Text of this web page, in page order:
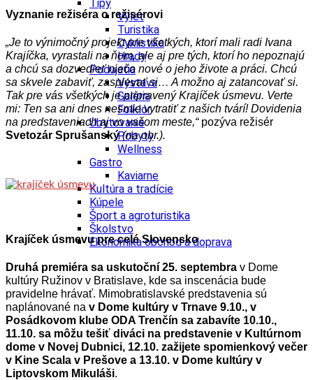
Tipy
Výlet
Turistika
Cyklistika
Hrady
Podujatia
Výstava
Galéria
Folklór
Ubytovanie
Pobyty
Wellness
Gastro
Kaviarne
Kultúra a tradície
Kúpele
Šport a agroturistika
Školstvo
Ekonomika obchod a doprava
Vyznanie režiséra o režisérovi
„Je to výnimočný projekt pre všetkých, ktorí mali radi Ivana
Krajíčka, vyrastali na ňom, ale aj pre tých, ktorí ho nepoznajú
a chcú sa dozvedieť niečo nové o jeho živote a práci. Chcú
sa skvele zabaviť, zaspievať si… A možno aj zatancovať si.
Tak pre vás všetkých je pripravený Krajíček úsmevu. Verte
mi: Ten sa ani dnes nesmie vytratiť z našich tvárí! Dovidenia
na predstaveniach aj vo vašom meste,“pozýva režisér
Svetozár Sprušanský(na obr.).
Krajíček úsmevu pre celé Slovensko
Druhá premiéra sa uskutoční 25. septembra v Dome
kultúry Ružinov v Bratislave, kde sa inscenácia bude
pravidelne hrávať. Mimobratislavské predstavenia sú
naplánované na v Dome kultúry v Trnave 9.10., v
Posádkovom klube ODA Trenčín sa zabavíte 10.10.,
11.10. sa môžu tešiť diváci na predstavenie v Kultúrnom
dome v Novej Dubnici, 12.10. zažijete spomienkový večer
v Kine Scala v Prešove a 13.10. v Dome kultúry v
Liptovskom Mikuláši.